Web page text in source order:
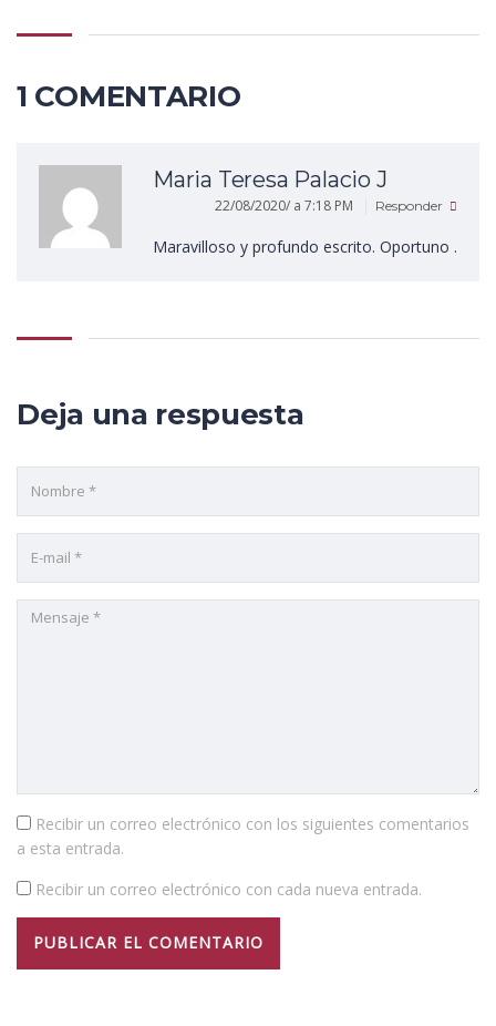
1 COMENTARIO
Maria Teresa Palacio J
22/08/2020/ a 7:18 PM Responder
Maravilloso y profundo escrito. Oportuno .
Deja una respuesta
Recibir un correo electrónico con los siguientes comentarios
a esta entrada.
Recibir un correo electrónico con cada nueva entrada.